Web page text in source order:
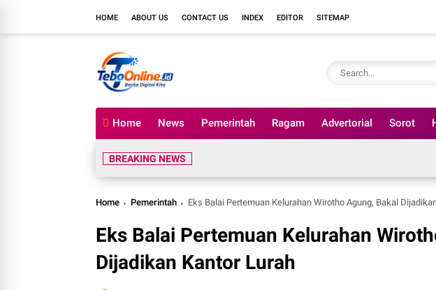
HOME ABOUT US CONTACT US INDEX EDITOR SITEMAP
Home News Pemerintah Ragam Advertorial Sorot
BREAKING NEWS
Ini
Home Pemerintah Eks Balai Pertemuan Kelurahan Wirotho Agung, Bakal
Eks Balai Pertemuan Kelurahan
Dijadikan Kantor Lurah